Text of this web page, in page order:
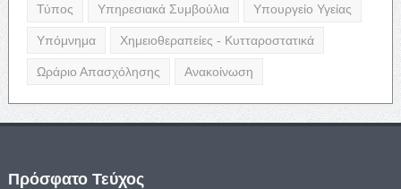
Τύπος Υπηρεσιακά Συμβούλια Υπουργείο Υγείας
Υπόμνημα Χημειοθεραπείες - Κυτταροστατικά
Ωράριο Απασχόλησης Ανακοίνωση
Πρόσφατο Τεύχος